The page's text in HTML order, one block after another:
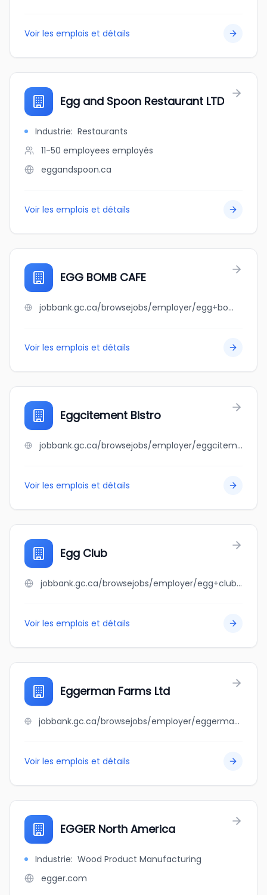
Voir les emplois et détails
Egg and Spoon Restaurant LTD
Industrie: Restaurants
11-50 employees employés
eggandspoon.ca
Voir les emplois et détails
EGG BOMB CAFE
jobbank.gc.ca/browsejobs/employer/egg+bomb+cafe/ca
Voir les emplois et détails
Eggcitement Bistro
jobbank.gc.ca/browsejobs/employer/eggcitement+bistro/ca
Voir les emplois et détails
Egg Club
jobbank.gc.ca/browsejobs/employer/egg+club/ca
Voir les emplois et détails
Eggerman Farms Ltd
jobbank.gc.ca/browsejobs/employer/eggerman+farms+ltd/ca
Voir les emplois et détails
EGGER North America
Industrie: Wood Product Manufacturing
egger.com